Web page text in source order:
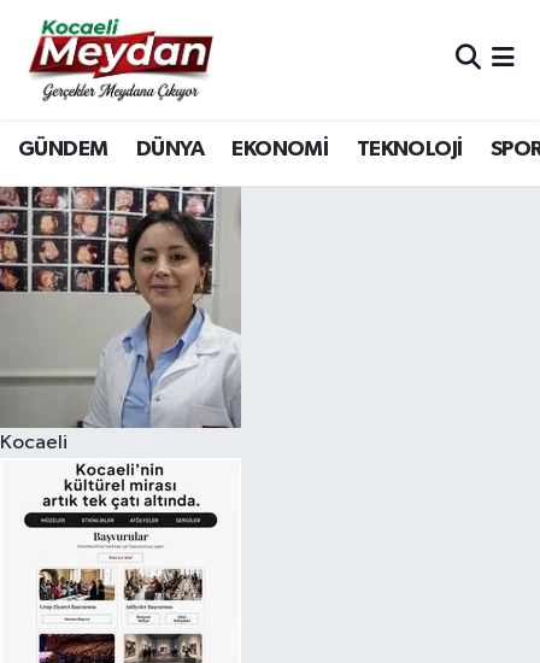
GÜNDEM DÜNYA EKONOMİ TEKNOLOJİ
Kocaeli
Nöbetçi Eczaneler
Hava Durumu
Trafik Durumu
Süper Lig Puan Durumu ve Fikstür
Tüm Manşetler
Son Dakika Haberleri
Haber Arşivi